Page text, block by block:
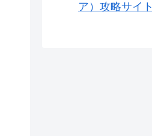
ア）攻略サイト